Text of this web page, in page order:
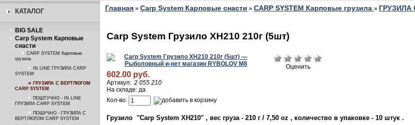
КАТАЛОГ
BIG SALE
Carp System Карповые
снасти
CARP SYSTEM Карповые
грузила
IN LINE ГРУЗИЛА CARP
SYSTEM
ГРУЗИЛА С ВЕРТЛЮГОМ
CARP SYSTEM
ПОШТУЧНО - IN LINE
ГРУЗИЛА CARP SYSTEM
ПОШУЧНО - ГРУЗИЛА С
ВЕРТЛЮГОМ CARP SYSTEM
Главная » Carp System Карповые снасти » CARP SYSTEM Карповые грузила » ГРУЗИЛА
Carp System Грузило XH210 210г (5шт)
Оценить
602.00 руб.
Артикул: 2 055 210
На складе: да
Кол-во:
Грузило "Carp System XH210" , вес груза - 210 г / 7,50 oz , количество в упаковке - 10 штук .